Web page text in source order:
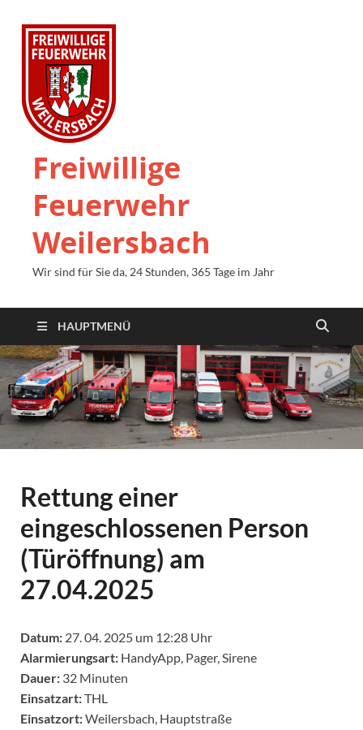
Freiwillige
Feuerwehr
Weilersbach
Wir sind für Sie da, 24 Stunden, 365 Tage im Jahr
HAUPTMENÜ
Rettung einer
eingeschlossenen Person
(Türöffnung) am
27.04.2025
Datum: 27. 04. 2025 um 12:28 Uhr
Alarmierungsart: HandyApp, Pager, Sirene
Dauer: 32 Minuten
Einsatzart:THL
Einsatzort:Weilersbach, Hauptstraße